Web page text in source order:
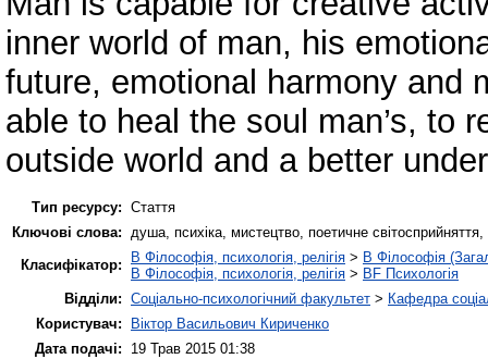
inner world of man, his
future, emotional harmony and
able to heal the soul man’s, to
outside world and a better
Тип ресурсу: Стаття
Ключові слова: душа, психіка, мистецтво, поетичне світосприйняття,
Класифікатор:
B Філософія, психологія, релігія > B Філософія
B Філософія, психологія, релігія > BF Психологія
Відділи: Соціально-психологічний факультет > Кафедра
Користувач:
Віктор Васильович Кириченко
Дата подачі:
19 Трав 2015 01:38